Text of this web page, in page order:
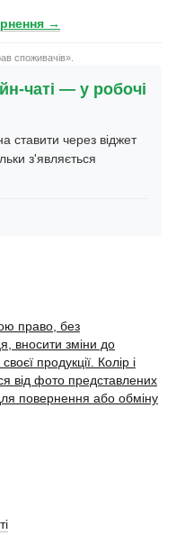
→
споживачів».
чаті — у робочі
ставити через віджет
з'являється
право, без
вносити зміни до
продукції. Колір і
від фото представлених
повернення або обміну